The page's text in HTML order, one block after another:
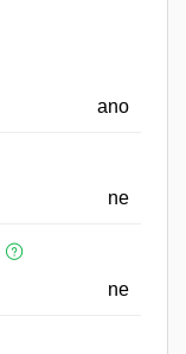
ano
ne
ne